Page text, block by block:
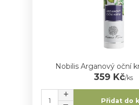
Nobilis Arganový oční
359 Kč/ks
Přidat do